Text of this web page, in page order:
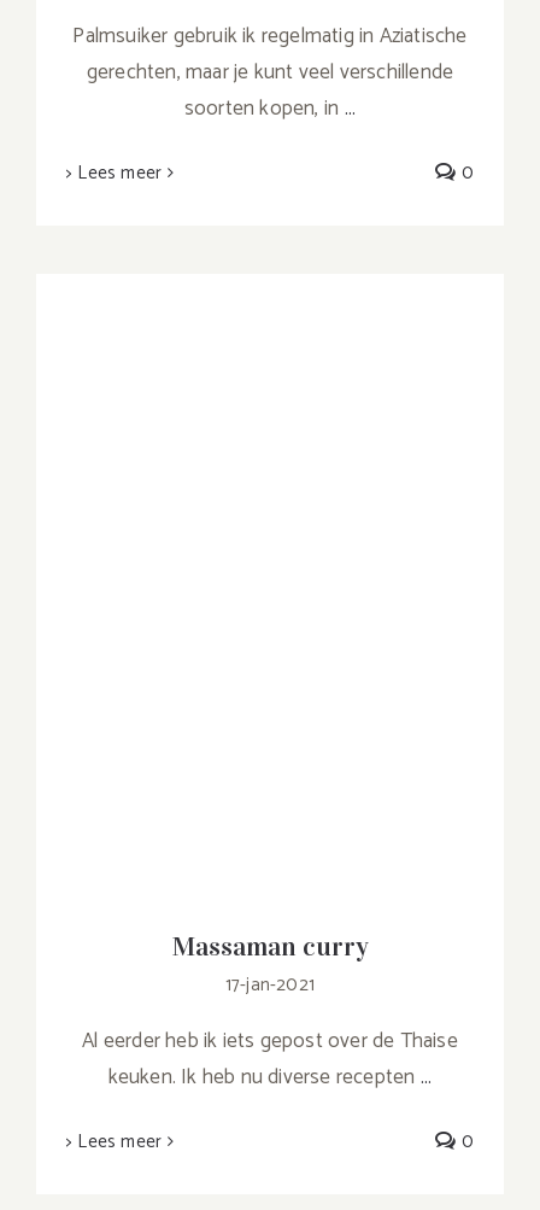
Palmsuiker gebruik ik regelmatig in Aziatische
gerechten, maar je kunt veel verschillende
soorten kopen, in ...
> Lees meer 0
Massaman curry
17-jan-2021
Al eerder heb ik iets gepost over de Thaise
keuken. Ik heb nu diverse recepten ...
> Lees meer 0